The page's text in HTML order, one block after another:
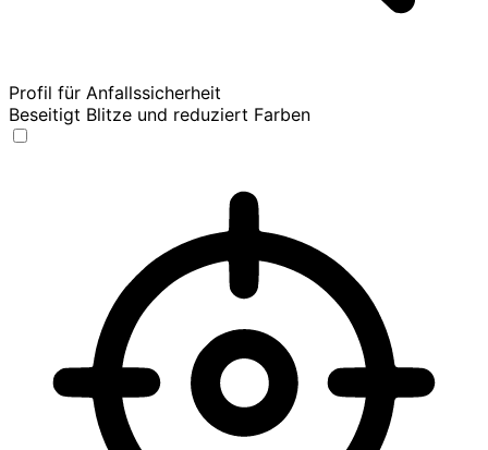
Profil für Anfallssicherheit
Beseitigt Blitze und reduziert Farben